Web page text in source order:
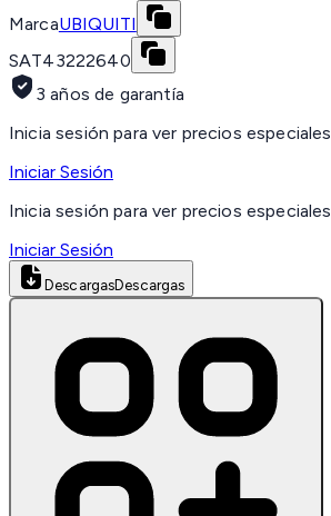
MarcaUBIQUITI
SAT43222640
3 años de garantía
Inicia sesión para ver precios especiales
Iniciar Sesión
Inicia sesión para ver precios especiales
Iniciar Sesión
DescargasDescargas